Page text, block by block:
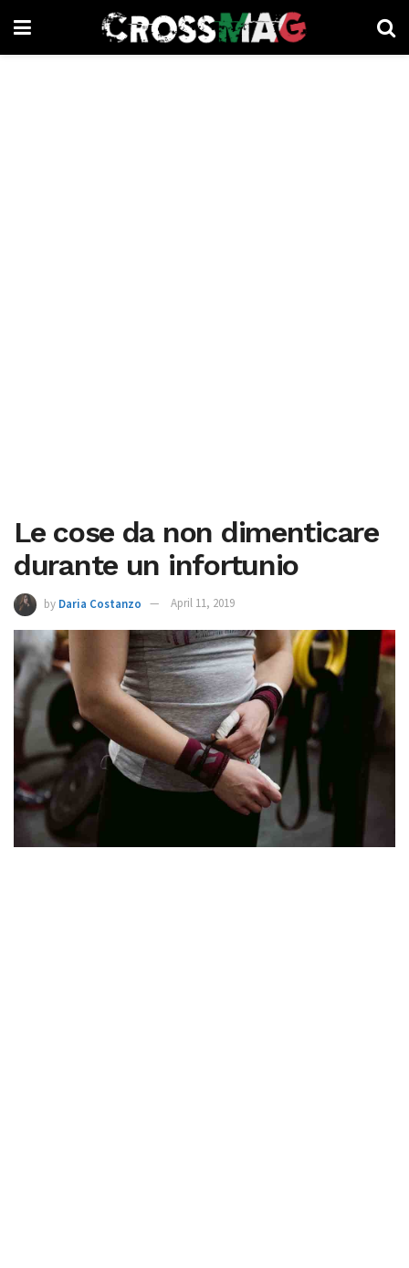
Le cose da non dimenticare
durante un infortunio
by Daria Costanzo April 11, 2019